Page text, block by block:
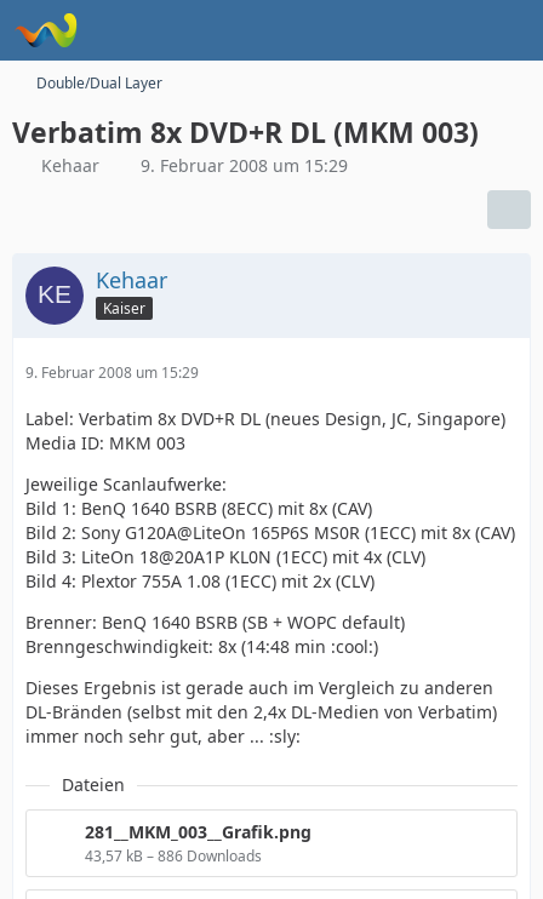
Double/Dual Layer
Verbatim 8x DVD+R DL (MKM 003)
Kehaar 9. Februar 2008 um 15:29
Kehaar
Kaiser
9. Februar 2008 um 15:29
Label: Verbatim 8x DVD+R DL (neues Design, JC, Singapore)
Media ID: MKM 003
Jeweilige Scanlaufwerke:
Bild 1: BenQ 1640 BSRB (8ECC) mit 8x (CAV)
Bild 2: Sony G120A@LiteOn 165P6S MS0R (1ECC) mit 8x (CAV)
Bild 3: LiteOn 18@20A1P KL0N (1ECC) mit 4x (CLV)
Bild 4: Plextor 755A 1.08 (1ECC) mit 2x (CLV)
Brenner: BenQ 1640 BSRB (SB + WOPC default)
Brenngeschwindigkeit: 8x (14:48 min :cool:)
Dieses Ergebnis ist gerade auch im Vergleich zu anderen
DL-Bränden (selbst mit den 2,4x DL-Medien von Verbatim)
immer noch sehr gut, aber ... :sly:
Dateien
281__MKM_003__Grafik.png
43,57 kB – 886 Downloads